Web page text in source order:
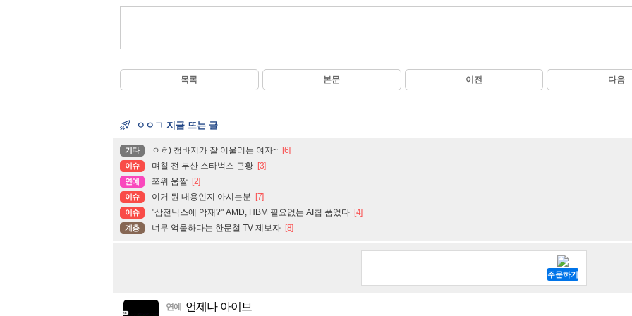
목록 본문 이전 다음
ㅇㅇㄱ 지금 뜨는 글
기타 ㅇㅎ) 청바지가 잘 어울리는 여자~ [6]
이슈 며칠 전 부산 스타벅스 근황 [3]
연예 쯔위 움짤 [2]
이슈 이거 뭔 내용인지 아시는분 [7]
이슈 "삼전닉스에 악재?" AMD, HBM 필요없는 AI칩 품었다 [4]
계층 너무 억울하다는 한문철 TV 제보자 [8]
연예 언제나 아이브